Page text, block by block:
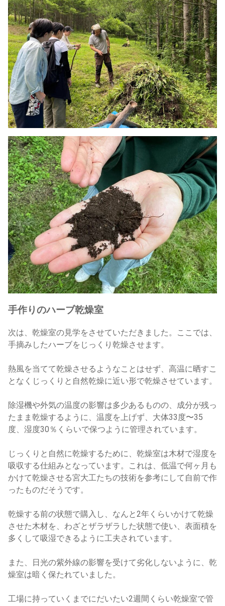
手作りのハーブ乾燥室
次は、乾燥室の見学をさせていただきました。ここでは、
手摘みしたハーブをじっくり乾燥させます。
熱風を当てて乾燥させるようなことはせず、高温に晒すこ
となくじっくりと自然乾燥に近い形で乾燥させています。
除湿機や外気の温度の影響は多少あるものの、成分が残っ
たまま乾燥するように、温度を上げず、大体33度〜35
度、湿度30％くらいで保つように管理されています。
じっくりと自然に乾燥するために、乾燥室は木材で湿度を
吸収する仕組みとなっています。これは、低温で何ヶ月も
かけて乾燥させる宮大工たちの技術を参考にして自前で作
ったものだそうです。
乾燥する前の状態で購入し、なんと2年くらいかけて乾燥
させた木材を、わざとザラザラした状態で使い、表面積を
多くして吸湿できるように工夫されています。
また、日光の紫外線の影響を受けて劣化しないように、乾
燥室は暗く保たれていました。
工場に持っていくまでにだいたい2週間くらい乾燥室で管